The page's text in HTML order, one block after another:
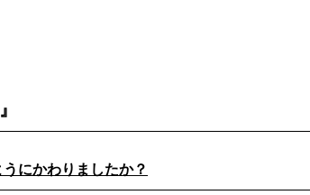
にかわりましたか？